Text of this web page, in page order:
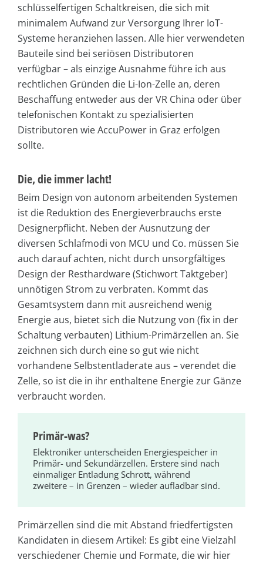
schlüsselfertigen Schaltkreisen, die sich mit
minimalem Aufwand zur Versorgung Ihrer IoT-
Systeme heranziehen lassen. Alle hier verwendeten
Bauteile sind bei seriösen Distributoren
verfügbar – als einzige Ausnahme führe ich aus
rechtlichen Gründen die Li-Ion-Zelle an, deren
Beschaffung entweder aus der VR China oder über
telefonischen Kontakt zu spezialisierten
Distributoren wie AccuPower in Graz erfolgen
sollte.
Die, die immer lacht!
Beim Design von autonom arbeitenden Systemen
ist die Reduktion des Energieverbrauchs erste
Designerpflicht. Neben der Ausnutzung der
diversen Schlafmodi von MCU und Co. müssen Sie
auch darauf achten, nicht durch unsorgfältiges
Design der Resthardware (Stichwort Taktgeber)
unnötigen Strom zu verbraten. Kommt das
Gesamtsystem dann mit ausreichend wenig
Energie aus, bietet sich die Nutzung von (fix in der
Schaltung verbauten) Lithium-Primärzellen an. Sie
zeichnen sich durch eine so gut wie nicht
vorhandene Selbstentladerate aus – verendet die
Zelle, so ist die in ihr enthaltene Energie zur Gänze
verbraucht worden.
Primär-was?
Elektroniker unterscheiden Energiespeicher in
Primär- und Sekundärzellen. Erstere sind nach
einmaliger Entladung Schrott, während
zweitere – in Grenzen – wieder aufladbar sind.
Primärzellen sind die mit Abstand friedfertigsten
Kandidaten in diesem Artikel: Es gibt eine Vielzahl
verschiedener Chemie und Formate, die wir hier